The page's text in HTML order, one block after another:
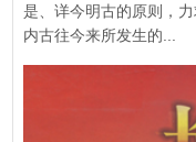
是、详今明古的原则，
内古往今来所发生的...